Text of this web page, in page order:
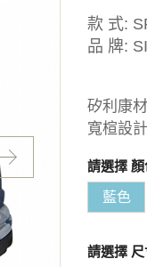
款 式:
品 牌:
矽利康
寬楦設
請選擇
藍色
請選擇